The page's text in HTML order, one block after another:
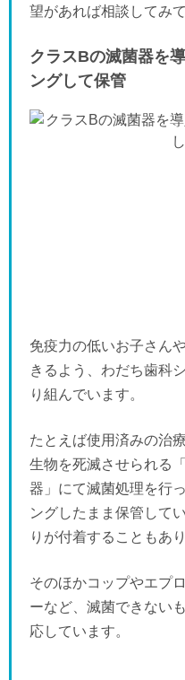
望があれば相談してみ
クラスBの滅菌器を
ングして保管
免疫力の低いお子さん
きるよう、わだち歯科
り組んでいます。
たとえば使用済みの治
生物を死滅させられる
器」にて滅菌処理を行
ングしたまま保管して
りが付着することもあ
そのほかコップやエプ
ーなど、滅菌できない
応しています。